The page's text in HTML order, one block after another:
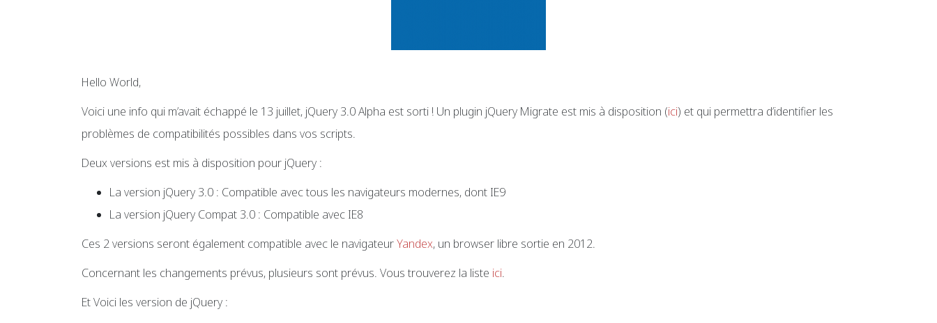
Hello World,
Voici une info qui m’avait échappé le 13 juillet, jQuery 3.0 Alpha est sorti ! Un plugin jQuery Migrate est mis à disposition (ici) et qui permettra d’identifier les
problèmes de compatibilités possibles dans vos scripts.
Deux versions est mis à disposition pour jQuery :
La version jQuery 3.0 : Compatible avec tous les navigateurs modernes, dont IE9
La version jQuery Compat 3.0 : Compatible avec IE8
Ces 2 versions seront également compatible avec le navigateurYandex, un browser libre sortie en 2012.
Concernant les changements prévus, plusieurs sont prévus. Vous trouverez la liste ici.
Et Voici les version de jQuery :